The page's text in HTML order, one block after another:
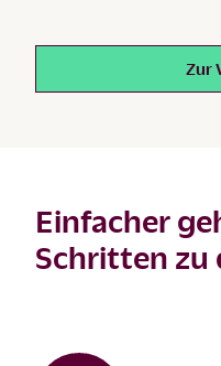
Zur
Einfacher
Schritten zu